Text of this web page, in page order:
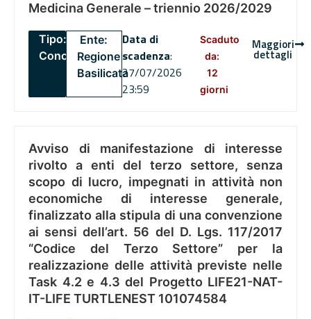
Medicina Generale – triennio 2026/2029
Tipo:
Concorsi
Ente:
Regione
Basilicata
Data di
scadenza:
27/07/2026
23:59
Scaduto
da:
12
giorni
Maggiori
dettagli
Avviso di manifestazione di interesse
rivolto a enti del terzo settore, senza
scopo di lucro, impegnati in attività non
economiche di interesse generale,
finalizzato alla stipula di una convenzione
ai sensi dell’art. 56 del D. Lgs. 117/2017
“Codice del Terzo Settore” per la
realizzazione delle attività previste nelle
Task 4.2 e 4.3 del Progetto LIFE21-NAT-
IT-LIFE TURTLENEST 101074584